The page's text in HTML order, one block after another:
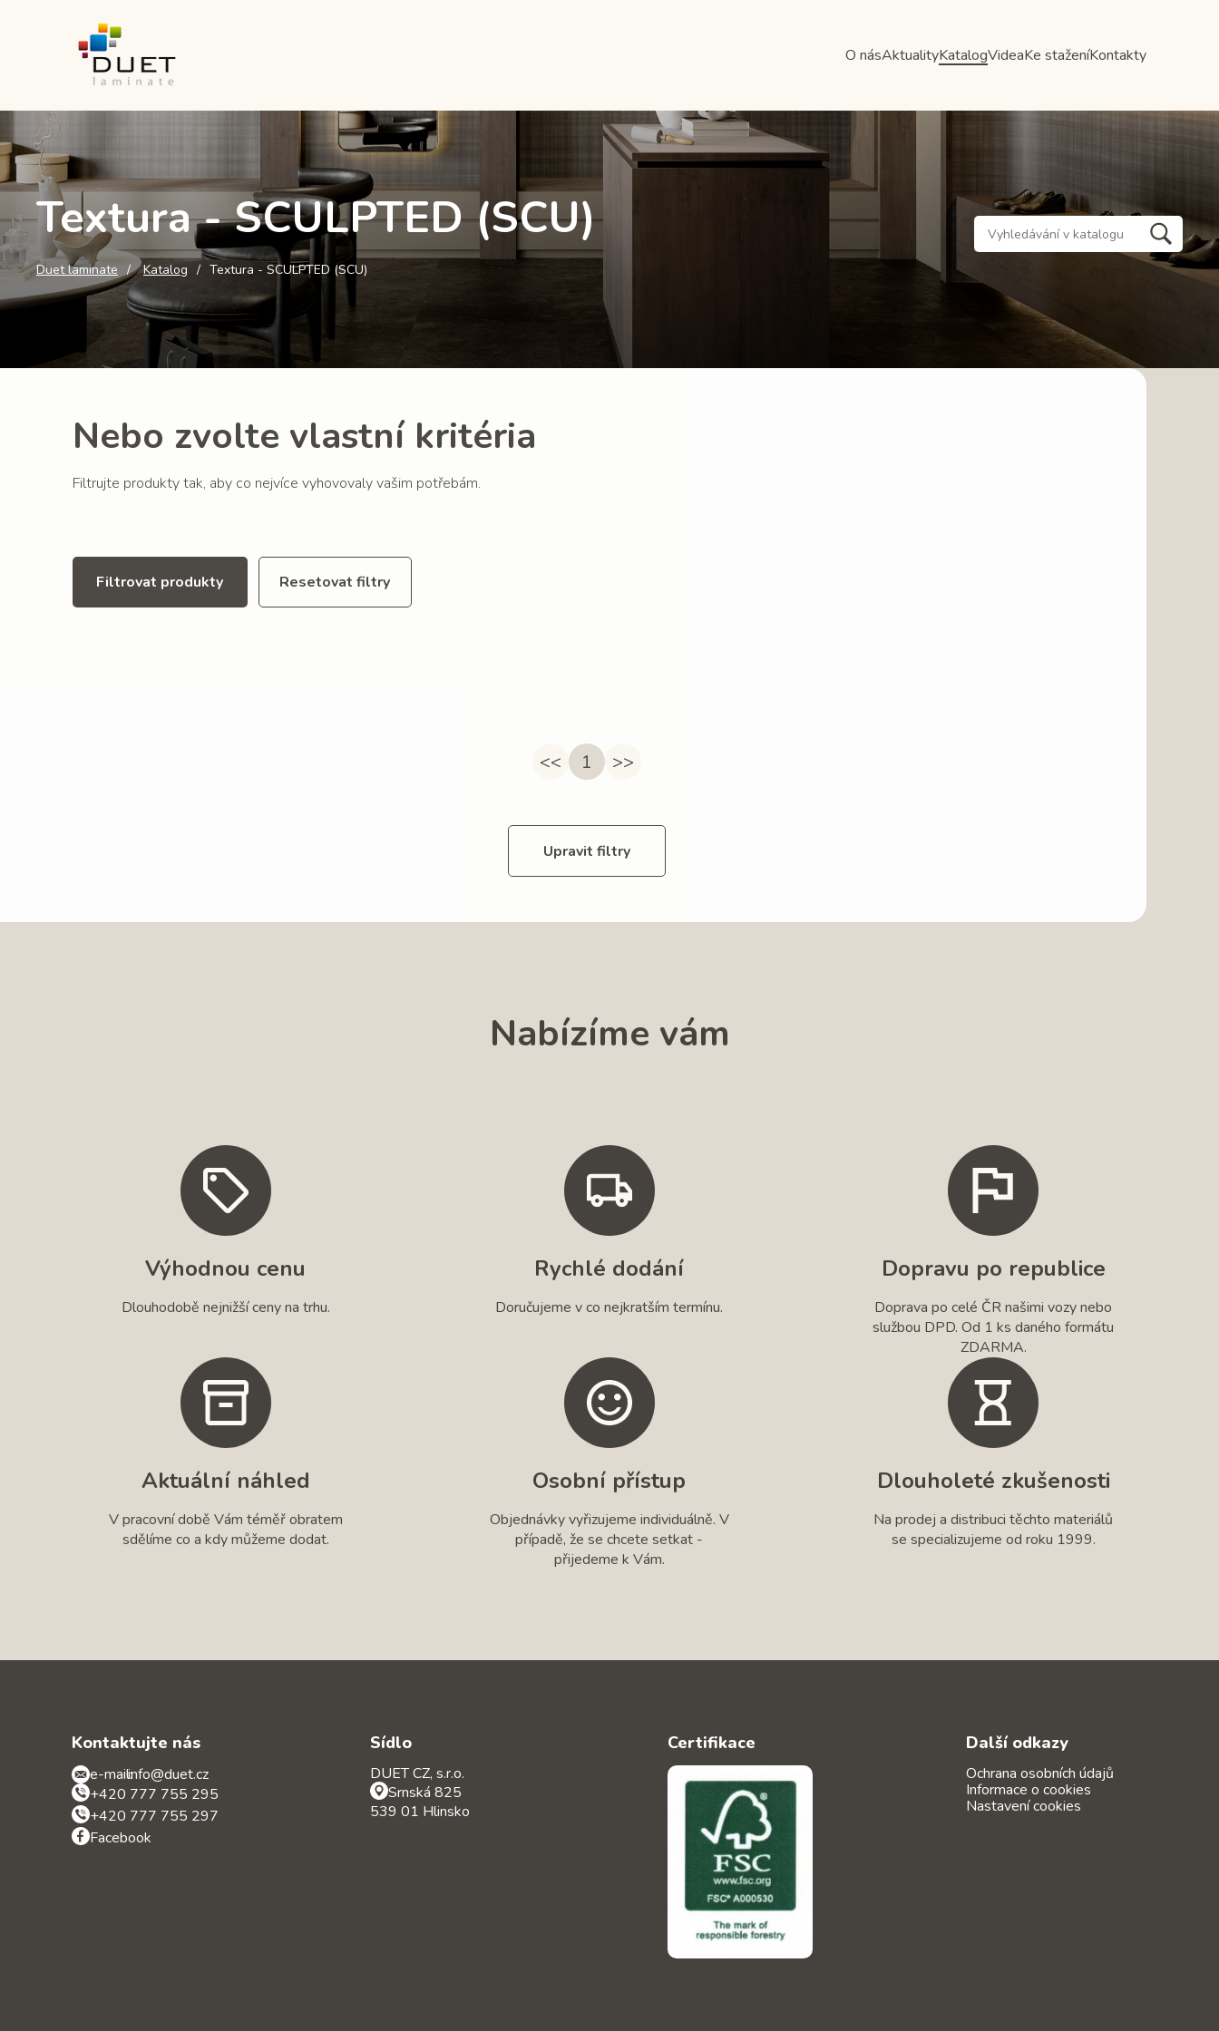
O násAktualityKatalogVideaKe staženíKontakty
Textura - SCULPTED (SCU)
Duet laminate Katalog Textura - SCULPTED (SCU)
Nebo zvolte vlastní kritéria
Filtrujte produkty tak, aby co nejvíce vyhovovaly vašim potřebám.
Filtrovat produkty Resetovat filtry
<< 1 >>
Upravit filtry
Nabízíme vám
Výhodnou cenu
Dlouhodobě nejnižší ceny na trhu.
Rychlé dodání
Doručujeme v co nejkratším termínu.
Dopravu po republice
Doprava po celé ČR našimi vozy nebo
službou DPD. Od 1 ks daného formátu
ZDARMA.
Aktuální náhled
V pracovní době Vám téměř obratem
sdělíme co a kdy můžeme dodat.
Osobní přístup
Objednávky vyřizujeme individuálně. V
případě, že se chcete setkat -
přijedeme k Vám.
Dlouholeté zkušenosti
Na prodej a distribuci těchto materiálů
se specializujeme od roku 1999.
Kontaktujte nás
e-mail:info@duet.cz
+420 777 755 295
+420 777 755 297
Facebook
Sídlo
DUET CZ, s.r.o.
Srnská 825
539 01 Hlinsko
Certifikace Další odkazy
Ochrana osobních údajů
Informace o cookies
Nastavení cookies